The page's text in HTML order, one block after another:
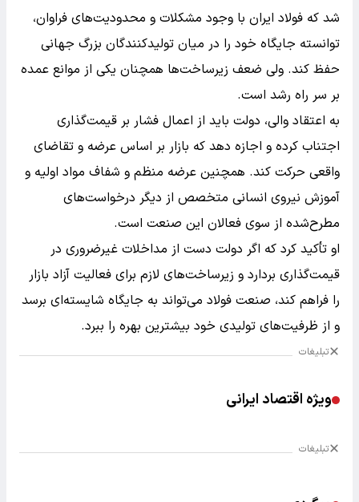
شد که فولاد ایران با وجود مشکلات و محدودیت‌های فراوان،
توانسته جایگاه خود را در میان تولیدکنندگان بزرگ جهانی
حفظ کند. ولی ضعف زیرساخت‌ها همچنان یکی از موانع عمده
بر سر راه رشد است.
به اعتقاد والی، دولت باید از اعمال فشار بر قیمت‌گذاری
اجتناب کرده و اجازه دهد که بازار بر اساس عرضه و تقاضای
واقعی حرکت کند. همچنین عرضه منظم و شفاف مواد اولیه و
آموزش نیروی انسانی متخصص از دیگر درخواست‌های
مطرح‌شده از سوی فعالان این صنعت است.
او تأکید کرد که اگر دولت دست از مداخلات غیرضروری در
قیمت‌گذاری بردارد و زیرساخت‌های لازم برای فعالیت آزاد بازار
را فراهم کند، صنعت فولاد می‌تواند به جایگاه شایسته‌ای برسد
و از ظرفیت‌های تولیدی خود بیشترین بهره را ببرد.
تبلیغات
ویژه اقتصاد ایرانی
تبلیغات